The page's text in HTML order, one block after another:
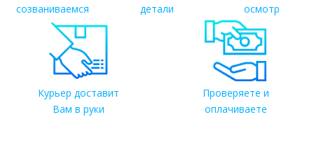
созваниваемся
детали
осмотр
Курьер доставит
Вам в руки
Проверяете и
оплачиваете